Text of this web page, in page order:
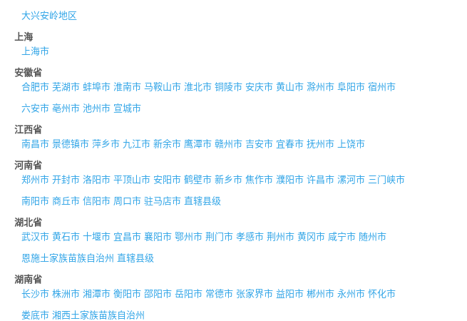
大兴安岭地区
上海
上海市
安徽省
合肥市 芜湖市 蚌埠市 淮南市 马鞍山市 淮北市 铜陵市 安庆市 黄山市 滁州市 阜阳市 宿州市
六安市 亳州市 池州市 宣城市
江西省
南昌市 景德镇市 萍乡市 九江市 新余市 鹰潭市 赣州市 吉安市 宜春市 抚州市
上饶市
河南省
郑州市 开封市 洛阳市 平顶山市 安阳市 鹤壁市 新乡市 焦作市 濮阳市 许昌市 漯河市 三门峡市
南阳市 商丘市 信阳市 周口市 驻马店市 直辖县级
湖北省
武汉市 黄石市 十堰市 宜昌市 襄阳市 鄂州市 荆门市 孝感市 荆州市 黄冈市 咸宁市 随州市
恩施土家族苗族自治州 直辖县级
湖南省
长沙市 株洲市 湘潭市 衡阳市 邵阳市 岳阳市 常德市 张家界市 益阳市 郴州市 永州市 怀化市
娄底市 湘西土家族苗族自治州